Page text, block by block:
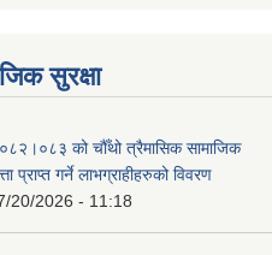
सुरक्षा
को चौँथो त्रैमासिक सामाजिक
प्राप्त गर्ने लाभग्राहीहरुको विवरण
20/2026 - 11:18